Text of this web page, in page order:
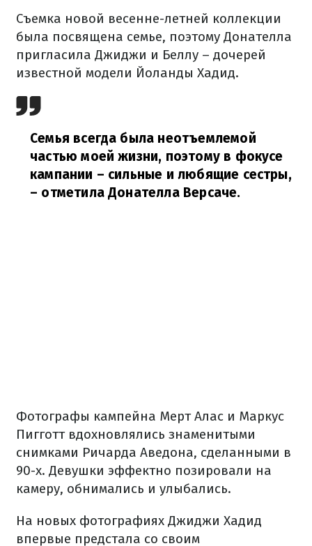
Съемка новой весенне-летней коллекции
была посвящена семье, поэтому Донателла
пригласила Джиджи и Беллу – дочерей
известной модели Йоланды Хадид.
Семья всегда была неотъемлемой
частью моей жизни, поэтому в фокусе
кампании – сильные и любящие сестры,
– отметила Донателла Версаче.
Фотографы кампейна Мерт Алас и Маркус
Пигготт вдохновлялись знаменитыми
снимками Ричарда Аведона, сделанными в
90-х. Девушки эффектно позировали на
камеру, обнимались и улыбались.
На новых фотографиях Джиджи Хадид
впервые предстала со своим